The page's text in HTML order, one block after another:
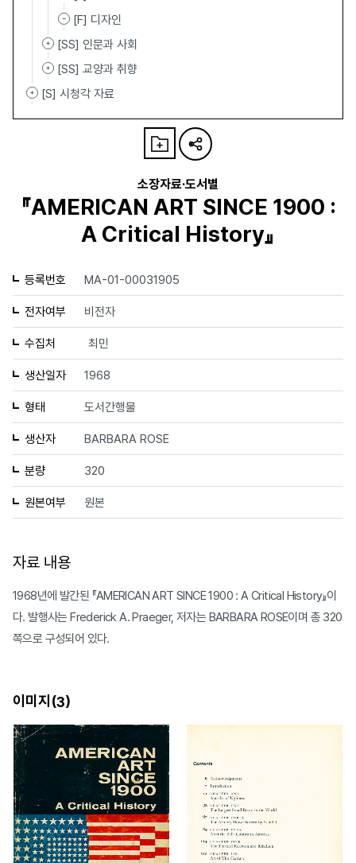
[F] 디자인
[SS] 인문과 사회
[SS] 교양과 취향
[S] 시청각 자료
소장자료·도서별
『AMERICAN ART SINCE 1900 :
A Critical History』
등록번호 MA-01-00031905
전자여부 비전자
수집처 최민
생산일자 1968
형태 도서간행물
생산자 BARBARA ROSE
분량 320
원본여부 원본
자료 내용
1968년에 발간된 『AMERICAN ART SINCE 1900 : A Critical History』이
다. 발행사는 Frederick A. Praeger, 저자는 BARBARA ROSE이며 총 320
쪽으로 구성되어 있다.
이미지(3)